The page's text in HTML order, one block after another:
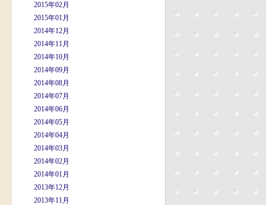
2015年02月
2015年01月
2014年12月
2014年11月
2014年10月
2014年09月
2014年08月
2014年07月
2014年06月
2014年05月
2014年04月
2014年03月
2014年02月
2014年01月
2013年12月
2013年11月